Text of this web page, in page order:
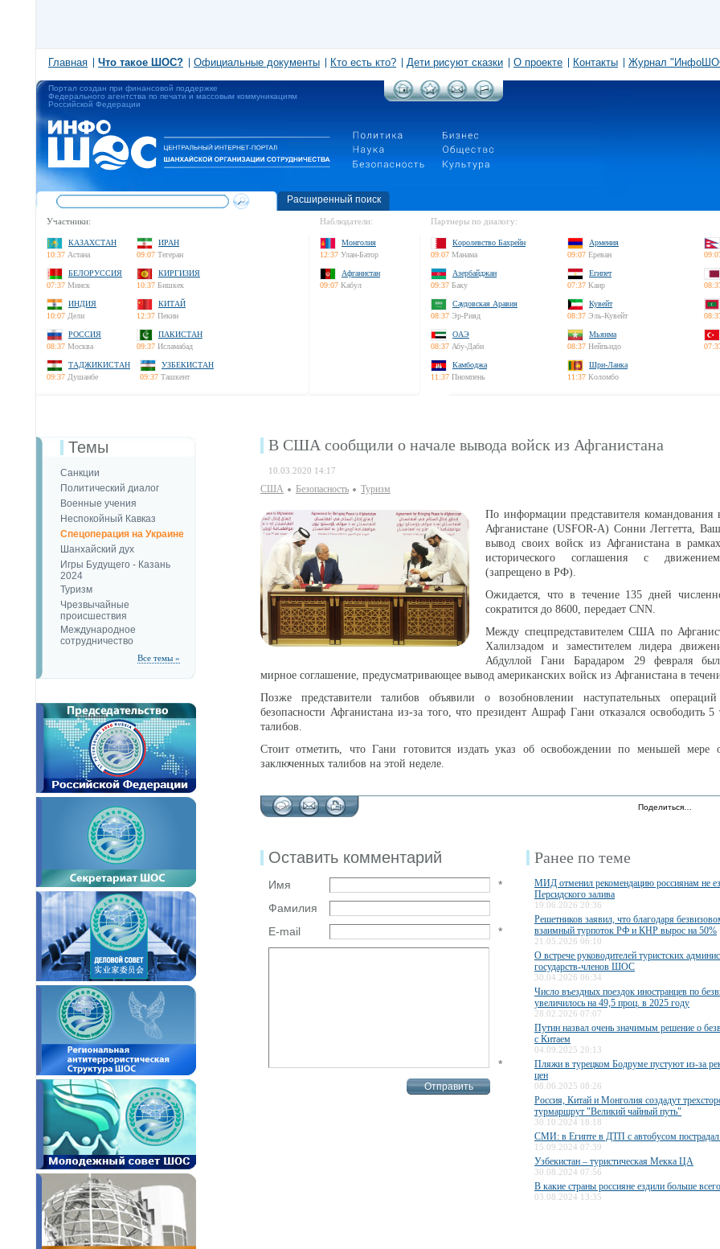
Главная Что такое ШОС? Официальные документы Кто есть кто? Дети рисуют сказки О проекте Контакты Журнал
Портал создан при финансовой поддержке
Федерального агентства по печати и массовым коммуникациям
Российской Федерации
Расширенный поиск
Участники:
КАЗАХСТАН
10:37 Астана
ИРАН
09:07 Тегеран
БЕЛОРУССИЯ
07:37 Минск
КИРГИЗИЯ
10:37 Бишкек
ИНДИЯ
10:07 Дели
КИТАЙ
12:37 Пекин
РОССИЯ
08:37 Москва
ПАКИСТАН
09:37 Исламабад
ТАДЖИКИСТАН
09:37 Душанбе
УЗБЕКИСТАН
09:37 Ташкент
Наблюдатели:
Монголия
12:37 Улан-Батор
Афганистан
09:07 Кабул
Партнеры по диалогу:
Королевство Бахрейн
09:07 Манама
Армения
09:07 Ереван
Азербайджан
09:37 Баку
Египет
07:37 Каир
Саудовская Аравия
08:37 Эр-Рияд
Кувейт
08:37 Эль-Кувейт
ОАЭ
08:37 Абу-Даби
Мьянма
08:37 Нейпьидо
Камбоджа
11:37 Пномпень
Шри-Ланка
11:37 Коломбо
Темы
Санкции
Политический диалог
Военные учения
Неспокойный Кавказ
Спецоперация на Украине
Шанхайский дух
Игры Будущего - Казань
2024
Туризм
Чрезвычайные
происшествия
Международное
сотрудничество
Все темы »
В США сообщили о начале вывода войск из Афганистана
10.03.2020 14:17
США Безопаcность Туризм
По информации представителя
Афганистане (USFOR-A) Сонни Леггетта,
вывод своих войск из Афганистана в
исторического соглашения с
(запрещено в РФ).
Ожидается, что в течение 135 дней
сократится до 8600, передает CNN.
Между спецпредставителем США по
Халилзадом и заместителем лидера
Абдуллой Гани Барадаром 29 февраля
мирное соглашение, предусматривающее вывод американских войск из Афганистана в
Позже представители талибов объявили о возобновлении наступательных
безопасности Афганистана из-за того, что президент Ашраф Гани отказался освободить
талибов.
Стоит отметить, что Гани готовится издать указ об освобождении по меньшей мере
заключенных талибов на этой неделе.
Поделиться…
Оставить комментарий
Имя
*
Фамилия
E-mail
*
*
Ранее по теме
МИД отменил рекомендацию россиянам не
Персидского залива
19.06.2026 20:36
Решетников заявил, что благодаря
взаимный турпоток РФ и КНР вырос на 50%
21.05.2026 06:10
О встрече руководителей туристских
государств-членов ШОС
30.04.2026 06:34
Число въездных поездок иностранцев по
увеличилось на 49,5 проц. в 2025 году
28.02.2026 07:07
Путин назвал очень значимым решение о
с Китаем
04.09.2025 20:13
Пляжи в турецком Бодруме пустуют из-за
цен
08.06.2025 08:26
Россия, Китай и Монголия создадут
турмаршрут "Великий чайный путь"
30.10.2024 18:18
СМИ: в Египте в ДТП с автобусом пострадал
15.09.2024 07:39
Узбекистан – туристическая Мекка ЦА
30.08.2024 07:56
В какие страны россияне ездили больше всего
03.08.2024 13:35